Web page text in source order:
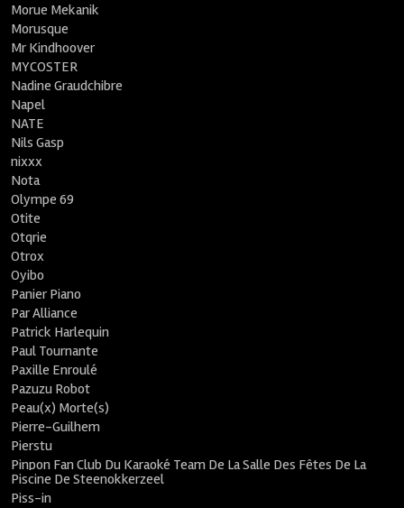
Morue Mekanik
Morusque
Mr Kindhoover
MYCOSTER
Nadine Graudchibre
Napel
NATE
Nils Gasp
nixxx
Nota
Olympe 69
Otite
Otqrie
Otrox
Oyibo
Panier Piano
Par Alliance
Patrick Harlequin
Paul Tournante
Paxille Enroulé
Pazuzu Robot
Peau(x) Morte(s)
Pierre-Guilhem
Pierstu
Pinpon Fan Club Du Karaoké Team De La Salle Des Fêtes De La
Piscine De Steenokkerzeel
Piss-in